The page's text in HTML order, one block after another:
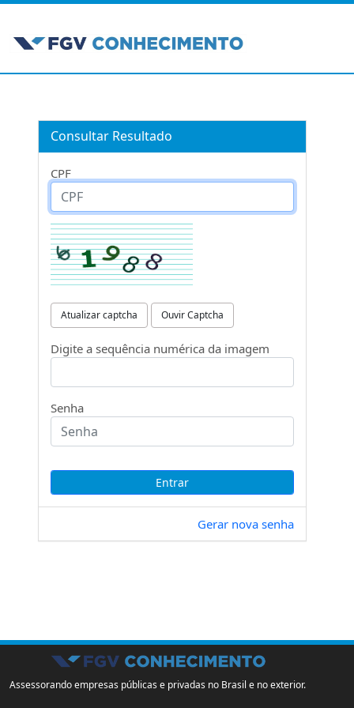
Consultar Resultado
CPF
Atualizar captcha Ouvir Captcha
Digite a sequência numérica da imagem
Senha
Gerar nova senha
Assessorando empresas públicas e privadas no Brasil e no exterior.